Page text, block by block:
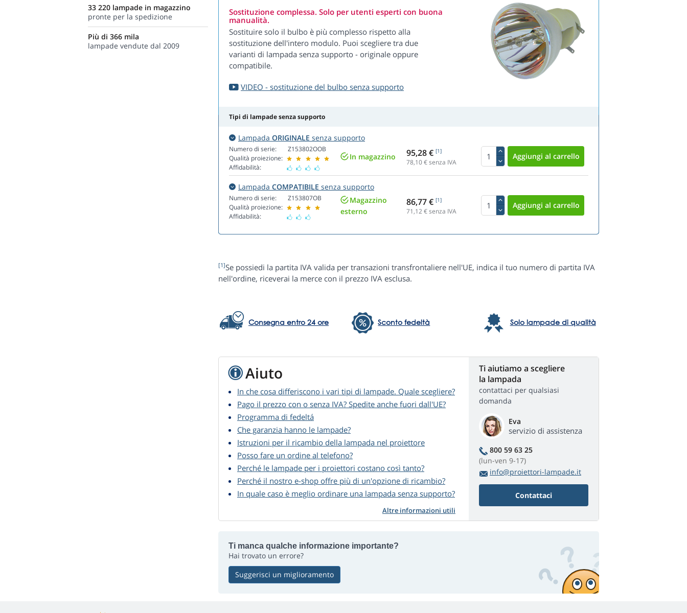
Sostituzione complessa. Solo per utenti esperti con buona
manualità.
Sostituire solo il bulbo è più complesso rispetto alla
sostituzione dell'intero modulo. Puoi scegliere tra due
varianti di lampada senza supporto - originale oppure
compatibile.
VIDEO - sostituzione del bulbo senza supporto
Tipi di lampade senza supporto
Lampada ORIGINALE senza supporto
Numero di serie:
Qualità proiezione:
Affidabilità:
Z153802OOB
In magazzino 95,28 € [1]
78,10€ senza IVA
Lampada COMPATIBILE senza supporto
Numero di serie:
Qualità proiezione:
Affidabilità:
Z153807OB
Magazzino
esterno
86,77 € [1]
71,12€ senza IVA
[1]Se possiedi la partita IVA valida per transazioni transfrontaliere nell'UE, indica il tuo numero di partita IVA
nell'ordine, riceverai la merce con il prezzo IVA esclusa.
Consegna entro 24 ore Sconto fedeltà Solo lampade di qualità
Aiuto
In che cosa differiscono i vari tipi di lampade. Quale scegliere?
Pago il prezzo con o senza IVA? Spedite anche fuori dall'UE?
Programma di fedeltá
Che garanzia hanno le lampade?
Istruzioni per il ricambio della lampada nel proiettore
Posso fare un ordine al telefono?
Perché le lampade per i proiettori costano così tanto?
Perché il nostro e-shop offre più di un'opzione di ricambio?
In quale caso è meglio ordinare una lampada senza supporto?
Altre informazioni utili
Ti aiutiamo a scegliere
la lampada
contattaci per qualsiasi
domanda
Eva
servizio di assistenza
800 59 63 25
(lun-ven 9-17)
info@proiettori-lampade.it
Contattaci
Ti manca qualche informazione importante?
Hai trovato un errore?
Suggerisci un miglioramento
33 220 lampade in magazzino
pronte per la spedizione
Più di 366 mila
lampade vendute dal 2009